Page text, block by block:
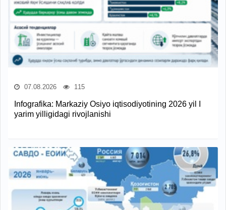
07.08.2026 115
Infografika: Markaziy Osiyo iqtisodiyotining 2026 yil I
yarim yilligidagi rivojlanishi